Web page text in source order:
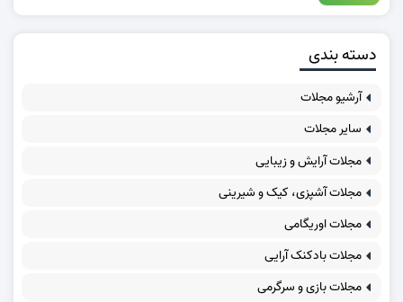
دسته بندی
آرشیو مجلات
سایر مجلات
مجلات آرایش و زیبایی
مجلات آشپزی، کیک و شیرینی
مجلات اوریگامی
مجلات بادکنک آرایی
مجلات بازی و سرگرمی